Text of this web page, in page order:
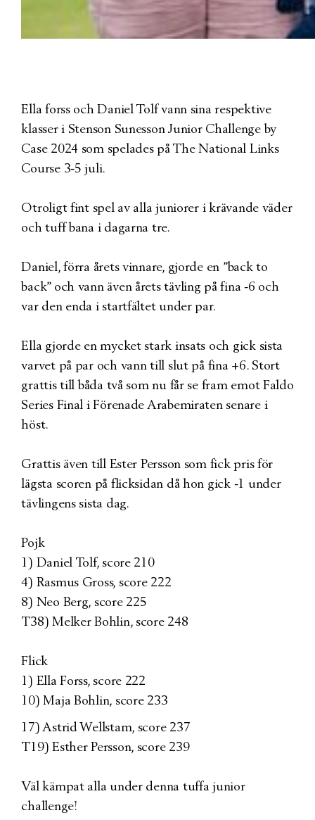
Ella forss och Daniel Tolf vann sina respektive
klasser i Stenson Sunesson Junior Challenge by
Case 2024 som spelades på The National Links
Course 3-5 juli.
Otroligt fint spel av alla juniorer i krävande väder
och tuff bana i dagarna tre.
Daniel, förra årets vinnare, gjorde en ”back to
back” och vann även årets tävling på fina -6 och
var den enda i startfältet under par.
Ella gjorde en mycket stark insats och gick sista
varvet på par och vann till slut på fina +6. Stort
grattis till båda två som nu får se fram emot Faldo
Series Final i Förenade Arabemiraten senare i
höst.
Grattis även till Ester Persson som fick pris för
lägsta scoren på flicksidan då hon gick -1 under
tävlingens sista dag.
Pojk
1) Daniel Tolf, score 210
4) Rasmus Gross, score 222
8) Neo Berg, score 225
T38) Melker Bohlin, score 248
Flick
1) Ella Forss, score 222
10) Maja Bohlin, score 233
17) Astrid Wellstam, score 237
T19) Esther Persson, score 239
Väl kämpat alla under denna tuffa junior
challenge!